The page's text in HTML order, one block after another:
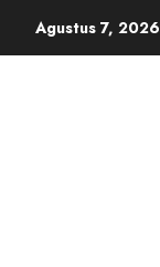
Agustus 7, 2026